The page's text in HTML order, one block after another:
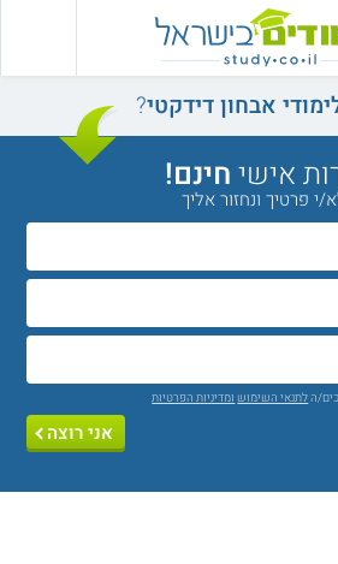
אבחון דידקטי?
אישיחינם!
י פרטיך ונחזור אליך
הלתנאי השימוש ומדיניות הפרטיות
אני רוצה